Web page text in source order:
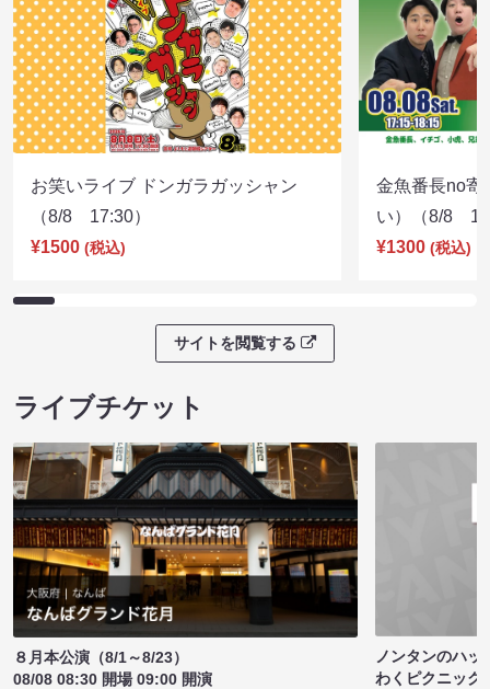
お笑いライブ ドンガラガッシャン
（8/8 17:30）
¥1500 (税込)
金魚番長no寄
い）（8/8
¥1300 (税込)
サイトを閲覧する
ライブチケット
８月本公演（8/1～8/23）
08/08 08:30 開場 09:00 開演
ノンタンのハッ
わくピクニック